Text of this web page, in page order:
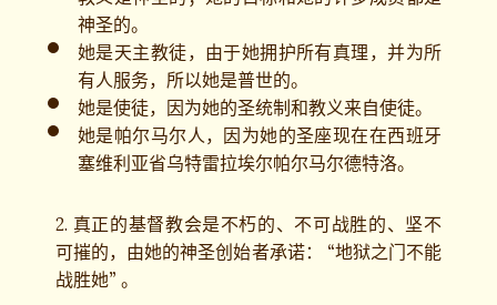
神圣的。
她是天主教徒，由于她拥护所有真理，并为所
有人服务，所以她是普世的。
她是使徒，因为她的圣统制和教义来自使徒。
她是帕尔马尔人，因为她的圣座现在在西班牙
塞维利亚省乌特雷拉埃尔帕尔马尔德特洛。
2. 真正的基督教会是不朽的、不可战胜的、坚不
可摧的，由她的神圣创始者承诺： “地狱之门不能
战胜她” 。